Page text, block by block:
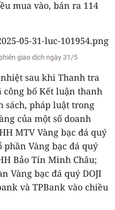
mua vào, bán ra 114
giao dịch ngày 31/5
sau khi Thanh tra
bố Kết luận thanh
sách, pháp luật trong
của một số doanh
MTV Vàng bạc đá quý
phần Vàng bạc đá quý
Bảo Tín Minh Châu;
Vàng bạc đá quý DOJI
và TPBank vào chiều